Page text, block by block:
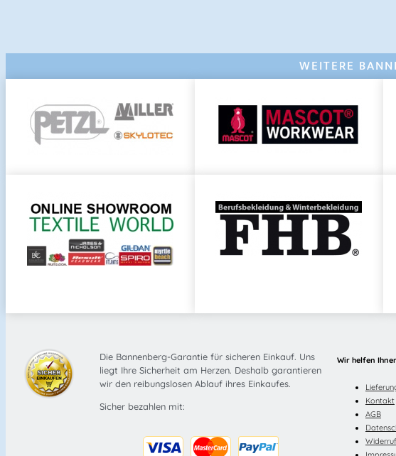
WEITERE
Die Bannenberg-Garantie für sicheren Einkauf. Uns
liegt Ihre Sicherheit am Herzen. Deshalb garantieren
wir den reibungslosen Ablauf ihres Einkaufes.
Sicher bezahlen mit:
Wir helfen
Kontakt
AGB